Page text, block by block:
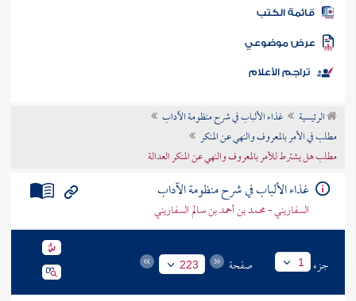
المكتبة
الكتب
موضوعي
تراجم الأعلام
الرئيسية
غذاء الألباب في شرح منظومة الآداب
مطلب في الأمر بالمعروف والنهي عن المنكر
مطلب هل يشترط للأمر بالمعروف والنهي عن المنكر العدالة
غذاء الألباب في شرح منظومة الآداب
السفاريني - محمد بن أحمد بن سالم السفاريني
جزء 1 صفحة 223